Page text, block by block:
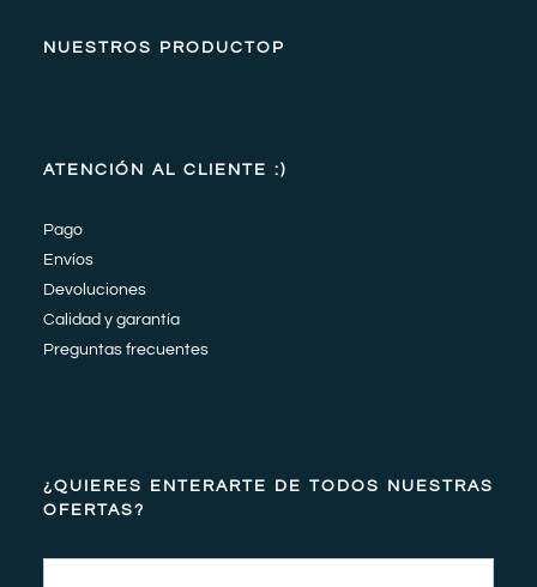
NUESTROS PRODUCTOP
ATENCIÓN AL CLIENTE :)
Pago
Envíos
Devoluciones
Calidad y garantía
Preguntas frecuentes
¿QUIERES ENTERARTE DE TODOS NUESTRAS
OFERTAS?